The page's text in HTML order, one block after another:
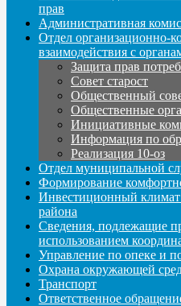
прав
Административная
Отдел организационно-
взаимодействия с
Защита прав
Совет старост
Общественный
Общественные
Инициативные
Информация по
Реализация 10-оз
Отдел муниципальной
Формирование
Инвестиционный
района
Сведения, подлежащие
использованием
Управление по опеке и
Охрана окружающей
Транспорт
Ответственное